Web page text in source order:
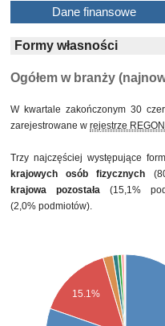
Dane finansowe
Formy własności
Ogółem w branży
W kwartale zakończonym 30
zarejestrowane w rejestrze REGON
Trzy najczęściej występujące
krajowych osób fizycznych
krajowa pozostała (15,1%
(2,0% podmiotów).
15.1%